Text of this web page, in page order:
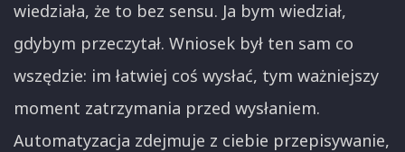
wiedziała, że to bez sensu. Ja bym wiedział,
gdybym przeczytał. Wniosek był ten sam co
wszędzie: im łatwiej coś wysłać, tym ważniejszy
moment zatrzymania przed wysłaniem.
Automatyzacja zdejmuje z ciebie przepisywanie,